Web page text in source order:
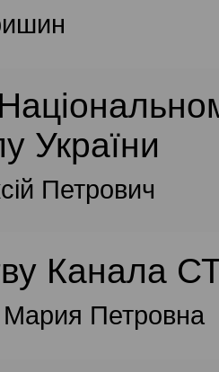
України
Петрович
Канала
Петровна